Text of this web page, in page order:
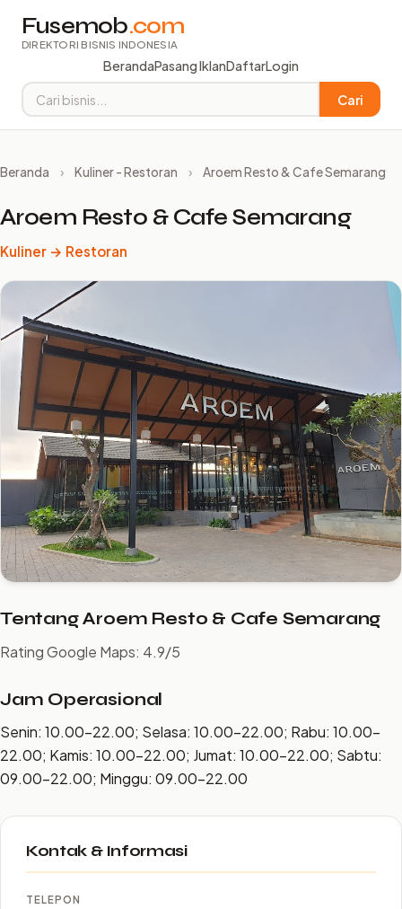
Fusemob.com
DIREKTORI BISNIS INDONESIA
BerandaPasang IklanDaftarLogin
Cari
Beranda › Kuliner - Restoran › Aroem Resto & Cafe Semarang
Aroem Resto & Cafe Semarang
Kuliner → Restoran
Tentang Aroem Resto & Cafe Semarang
Rating Google Maps: 4.9/5
Jam Operasional
Senin: 10.00–22.00; Selasa: 10.00–22.00; Rabu: 10.00–
22.00; Kamis: 10.00–22.00; Jumat: 10.00–22.00; Sabtu:
09.00–22.00; Minggu: 09.00–22.00
Kontak & Informasi
TELEPON